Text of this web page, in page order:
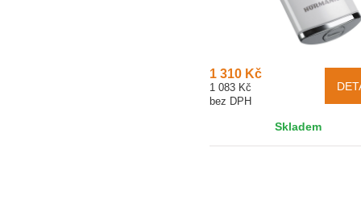
1 310 Kč
1 083 Kč
bez DPH
Skladem